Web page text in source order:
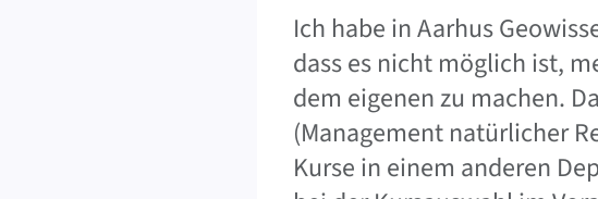
Ich habe in Aarhus
dass es nicht möglich ist,
dem eigenen zu machen.
(Management natürlicher
Kurse in einem anderen